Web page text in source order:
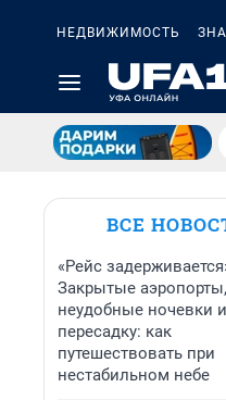
НЕДВИЖИМОСТЬ
ВСЕ
«Рейс
Закрытые аэропорты,
неудобные ночевки
пересадку: как
путешествовать при
нестабильном небе